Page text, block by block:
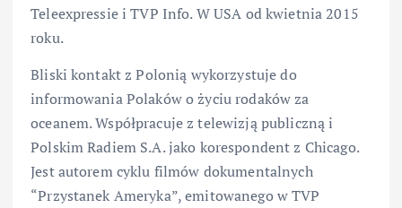
Teleexpressie i TVP Info. W USA od kwietnia 2015
roku.
Bliski kontakt z Polonią wykorzystuje do
informowania Polaków o życiu rodaków za
oceanem. Współpracuje z telewizją publiczną i
Polskim Radiem S.A. jako korespondent z Chicago.
Jest autorem cyklu filmów dokumentalnych
“Przystanek Ameryka”, emitowanego w TVP